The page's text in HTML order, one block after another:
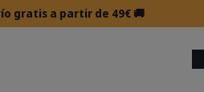
gratis a partir de 49€ 🚚